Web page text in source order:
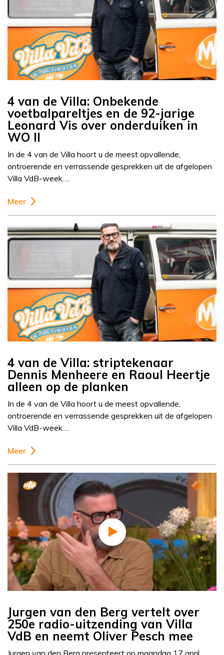
4 van de Villa: Onbekende
voetbalpareltjes en de 92-jarige
Leonard Vis over onderduiken in
WO II
In de 4 van de Villa hoort u de meest opvallende,
ontroerende en verrassende gesprekken uit de afgelopen
Villa VdB-week….
Meer
4 van de Villa: striptekenaar
Dennis Menheere en Raoul Heertje
alleen op de planken
In de 4 van de Villa hoort u de meest opvallende,
ontroerende en verrassende gesprekken uit de afgelopen
Villa VdB-week….
Meer
Jurgen van den Berg vertelt over
250e radio-uitzending van Villa
VdB en neemt Oliver Pesch mee